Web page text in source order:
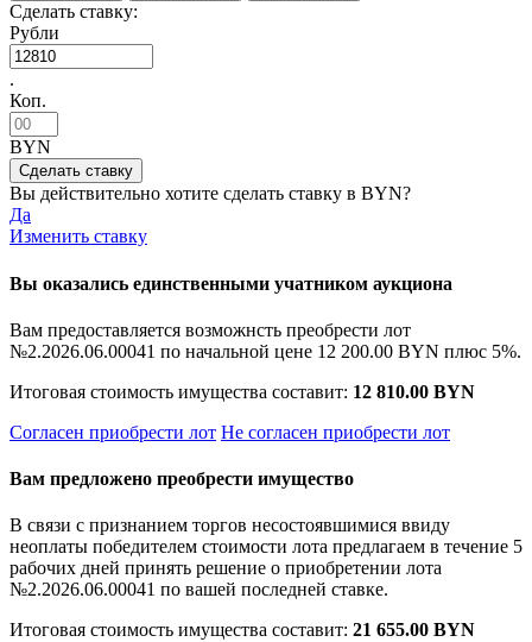
Сделать ставку:
Рубли
.
Коп.
BYN
Вы действительно хотите сделать ставку в BYN?
Да
Изменить ставку
Вы оказались единственными учатником аукциона
Вам предоставляется возможнсть преобрести лот
№2.2026.06.00041 по начальной цене 12 200.00 BYN плюс 5%.
Итоговая стоимость имущества составит: 12 810.00 BYN
Согласен приобрести лот Не согласен приобрести лот
Вам предложено преобрести имущество
В связи с признанием торгов несостоявшимися ввиду
неоплаты победителем стоимости лота предлагаем в течение 5
рабочих дней принять решение о приобретении лота
№2.2026.06.00041 по вашей последней ставке.
Итоговая стоимость имущества составит: 21 655.00 BYN